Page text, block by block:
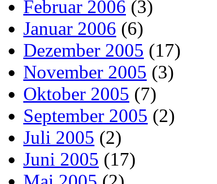
Februar 2006 (3)
Januar 2006 (6)
Dezember 2005 (17)
November 2005 (3)
Oktober 2005 (7)
September 2005 (2)
Juli 2005 (2)
Juni 2005 (17)